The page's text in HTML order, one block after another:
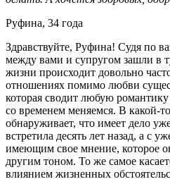
Руфина, 34 года
Здравствуйте, Руфина! Судя по
между вами и супругом зашли в
жизни происходит довольно
отношениях помимо любви
которая сводит любую
со временем меняемся. В какой-
обнаруживает, что имеет дело
встретила десять лет назад, а с
имеющим свое мнение, которое
другим тоном. То же самое
влиянием жизненных